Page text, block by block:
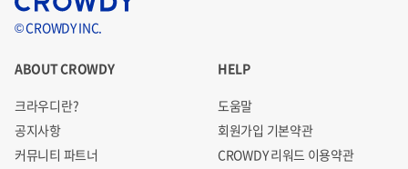
© CROWDY INC.
ABOUT CROWDY
크라우디란?
공지사항
커뮤니티 파트너
HELP
도움말
회원가입 기본약관
CROWDY 리워드 이용약관